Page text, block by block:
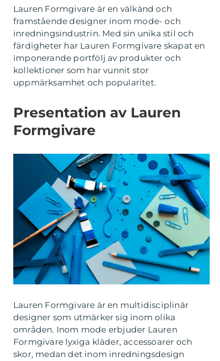
Lauren Formgivare är en välkänd och
framstående designer inom mode- och
inredningsindustrin. Med sin unika stil och
färdigheter har Lauren Formgivare skapat en
imponerande portfölj av produkter och
kollektioner som har vunnit stor
uppmärksamhet och popularitet.
Presentation av Lauren
Formgivare
Lauren Formgivare är en multidisciplinär
designer som utmärker sig inom olika
områden. Inom mode erbjuder Lauren
Formgivare lyxiga kläder, accessoarer och
skor, medan det inom inredningsdesign